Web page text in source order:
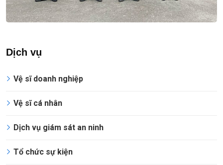
Dịch vụ
Vệ sĩ doanh nghiệp